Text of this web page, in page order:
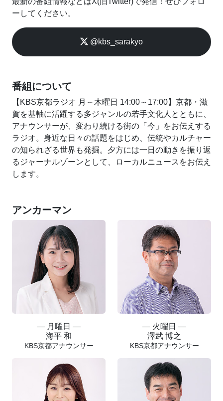
ーしてください。
@kbs_sarakyo
番組について
【KBS京都ラジオ 月～木曜日 14:00～17:00】京都・滋
賀を基軸に活躍する多ジャンルの若手文化人とともに、
アナウンサーが、変わり続ける街の「今」をお伝えする
ラジオ。身近な日々の話題をはじめ、伝統やカルチャー
の知られざる世界も発掘。夕方には一日の動きを振り返
るジャーナルゾーンとして、ローカルニュースをお伝え
します。
アンカーマン
― 月曜日 ―
海平 和
KBS京都アナウンサー
― 火曜日 ―
澤武 博之
KBS京都アナウンサー